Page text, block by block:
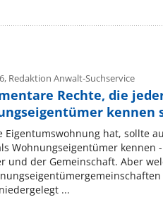
Redaktion Anwalt-Suchservice
Rechte, die
kennen
Eigentumswohnung hat, sollte
Wohnungseigentümer kennen
und der Gemeinschaft. Aber
...